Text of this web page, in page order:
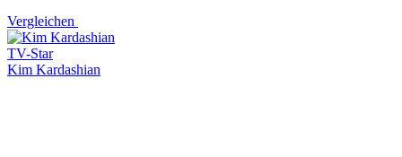
Vergleichen
TV-Star
Kim Kardashian